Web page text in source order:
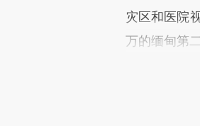
灾区和医院
万的缅甸第